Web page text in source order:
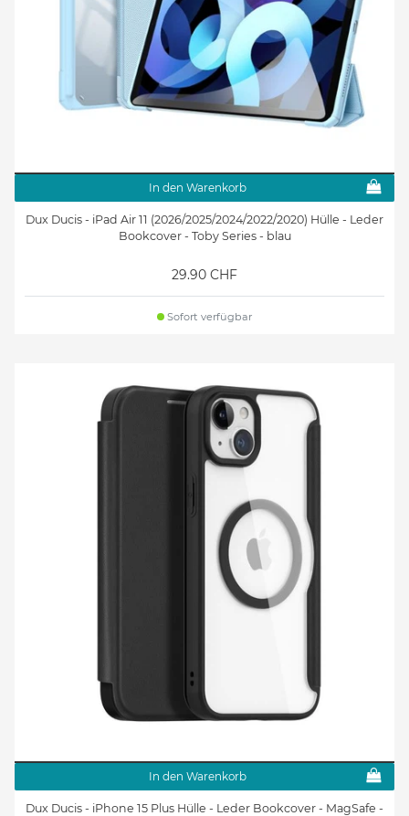
In den Warenkorb
Dux Ducis - iPad Air 11 (2026/2025/2024/2022/2020) Hülle - Leder
Bookcover - Toby Series - blau
29.90 CHF
Sofort verfügbar
In den Warenkorb
Dux Ducis - iPhone 15 Plus Hülle - Leder Bookcover - MagSafe -